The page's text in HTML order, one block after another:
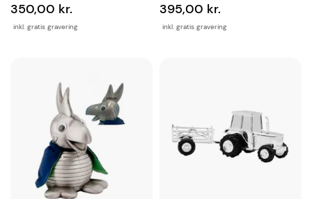
inkl. gratis gravering
350,00 kr.
inkl. gratis gravering
395,00 kr.